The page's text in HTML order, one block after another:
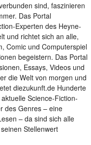
sind, faszinieren
Das Portal
Experten des Heyne-
und richtet sich an alle,
Comic und Computerspiel
begeistern. Das Portal
Essays, Videos und
die Welt von morgen und
diezukunft.de Hunderte
Science-Fiction-
des Genres – eine
– da sind sich alle
Stellenwert